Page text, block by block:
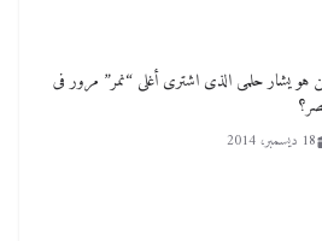
هو يشار حلمى الذى اشترى أغلى “نمر” مرور فى
18 ديسمبر، 2014